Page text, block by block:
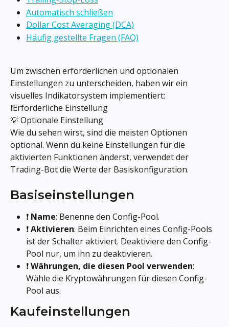
Automatisch schließen
Dollar Cost Averaging (DCA)
Häufig gestellte Fragen (FAQ)
Um zwischen erforderlichen und optionalen
Einstellungen zu unterscheiden, haben wir ein
visuelles Indikatorsystem implementiert:
❗Erforderliche Einstellung
💡 Optionale Einstellung
Wie du sehen wirst, sind die meisten Optionen
optional. Wenn du keine Einstellungen für die
aktivierten Funktionen änderst, verwendet der
Trading-Bot die Werte der Basiskonfiguration.
Basiseinstellungen
❗ Name: Benenne den Config-Pool.
❗ Aktivieren: Beim Einrichten eines Config-Pools
ist der Schalter aktiviert. Deaktiviere den Config-
Pool nur, um ihn zu deaktivieren.
❗ Währungen, die diesen Pool verwenden:
Wähle die Kryptowährungen für diesen Config-
Pool aus.
Kaufeinstellungen